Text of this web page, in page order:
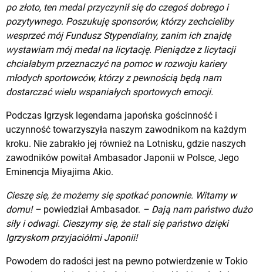
po złoto, ten medal przyczynił się do czegoś dobrego i
pozytywnego. Poszukuję sponsorów, którzy zechcieliby
wesprzeć mój Fundusz Stypendialny, zanim ich znajdę
wystawiam mój medal na licytację. Pieniądze z licytacji
chciałabym przeznaczyć na pomoc w rozwoju kariery
młodych sportowców, którzy z pewnością będą nam
dostarczać wielu wspaniałych sportowych emocji.
Podczas Igrzysk legendarna japońska gościnność i
uczynność towarzyszyła naszym zawodnikom na każdym
kroku. Nie zabrakło jej również na Lotnisku, gdzie naszych
zawodników powitał Ambasador Japonii w Polsce, Jego
Eminencja Miyajima Akio.
Cieszę się, że możemy się spotkać ponownie. Witamy w
domu! – powiedział Ambasador. – Dają nam państwo dużo
siły i odwagi. Cieszymy się, że stali się państwo dzięki
Igrzyskom przyjaciółmi Japonii!
Powodem do radości jest na pewno potwierdzenie w Tokio